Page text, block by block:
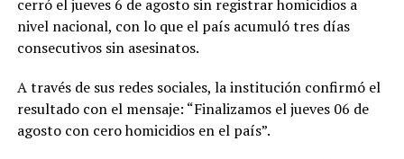
La tendencia también se mantiene durante 2026. En lo
que va del año, las autoridades reportan 185 días sin
indicadores favorables en materia de seguridad.
El ministro de Seguridad, Gustavo Villatoro, ha reiterado
cerró el jueves 6 de agosto sin registrar homicidios a
nivel nacional, con lo que el país acumuló tres días
consecutivos sin asesinatos.
A través de sus redes sociales, la institución confirmó el
resultado con el mensaje: “Finalizamos el jueves 06 de
agosto con cero homicidios en el país”.